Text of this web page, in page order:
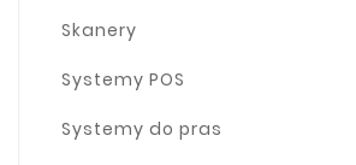
Skanery
Systemy POS
Systemy do pras